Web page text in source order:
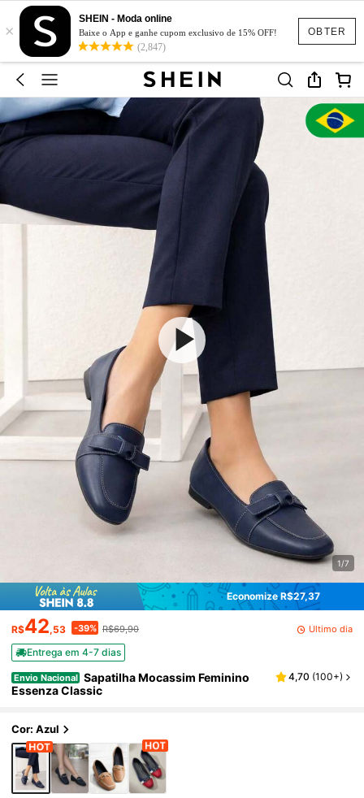
OBTER
×
SHEIN - Moda online
Baixe o App e ganhe cupom exclusivo de 15% OFF!
(2,847)
1/7
Economize R$27,37
R$42,53 -39% R$69,90 Último dia
Entrega em 4-7 dias
Envio Nacional Sapatilha Mocassim Feminino
Essenza Classic
4,70 (100+)
Cor: Azul